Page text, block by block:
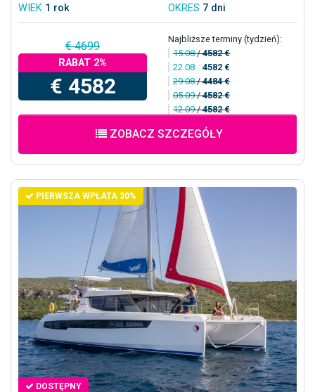
WIEK 1 rok OKRES 7 dni
€ 4699
RABAT 2%
€ 4582
Najbliższe terminy (tydzień):
15.08/4582 €
22.08 / 4582 €
29.08/4484 €
05.09/4582 €
12.09/4582 €
ZOBACZ SZCZEGÓŁY
PIERWSZA WPŁATA 30%
DOSTĘPNY